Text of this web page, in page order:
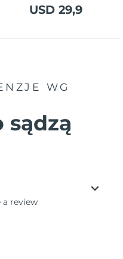
USD 29,9
WG
sądzą
review